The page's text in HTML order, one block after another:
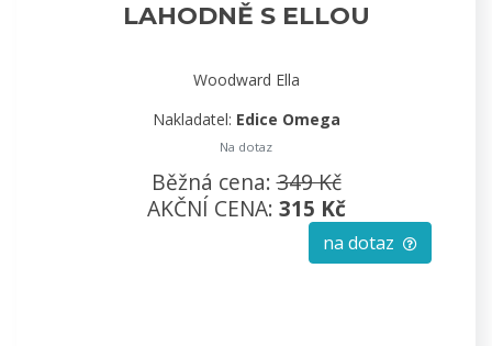
LAHODNĚ S ELLOU
Woodward Ella
Nakladatel: Edice Omega
Na dotaz
Běžná cena:349 Kč
AKČNÍ CENA: 315 Kč
na dotaz